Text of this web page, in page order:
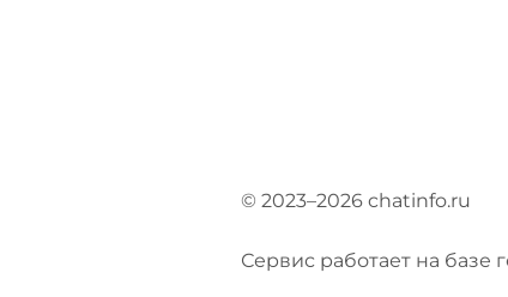
© 2023–2026 chatinfo.ru
Сервис работает на базе